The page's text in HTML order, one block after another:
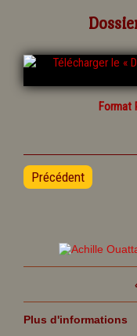
Format
Précédent
Plus d'informations